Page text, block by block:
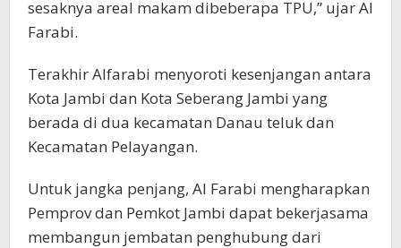
sesaknya areal makam dibeberapa TPU,” ujar Al
Farabi.
Terakhir Alfarabi menyoroti kesenjangan antara
Kota Jambi dan Kota Seberang Jambi yang
berada di dua kecamatan Danau teluk dan
Kecamatan Pelayangan.
Untuk jangka penjang, Al Farabi mengharapkan
Pemprov dan Pemkot Jambi dapat bekerjasama
membangun jembatan penghubung dari